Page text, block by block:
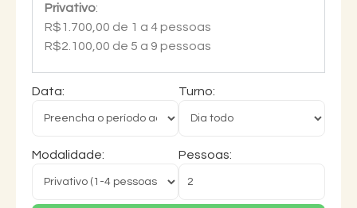
Privativo:
R$1.700,00 de 1 a 4 pessoas
R$2.100,00 de 5 a 9 pessoas
Data: Turno:
Modalidade: Pessoas: